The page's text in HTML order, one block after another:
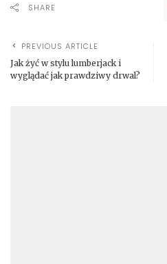
SHARE
PREVIOUS ARTICLE
Jak żyć w stylu lumberjack i
wyglądać jak prawdziwy drwal?